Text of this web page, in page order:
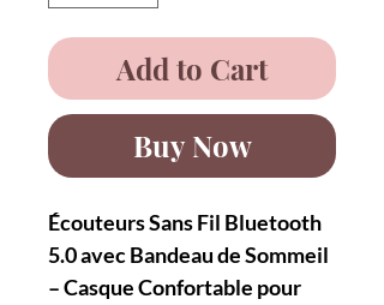
Add to Cart
Buy Now
Écouteurs Sans Fil Bluetooth
5.0 avec Bandeau de Sommeil
– Casque Confortable pour